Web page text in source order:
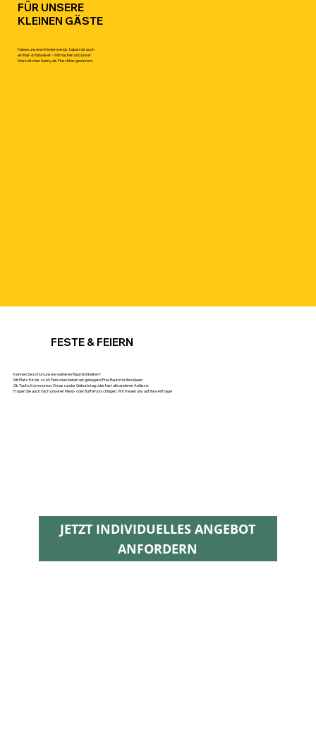
FÜR UNSERE
KLEINEN GÄSTE
Neben unseren Kindermenüs, haben wir auch
ein Mal- & Rätselset - mitmachen und unser
Maskottchen Sunny als Plüschtier gewinnen!
FESTE & FEIERN
Kennen Sie schon unsere weiteren Räumlichkeiten?
Mit Platz für bis zu 60 Personen bieten wir genügend Frei-Raum für Ihre Ideen.
Ob Taufe, Kommunion, Omas runder Geburtstag oder fast alle anderen Anlässe.
Fragen Sie auch nach unseren Menü- oder Buffetvorschlägen. Wir freuen uns auf Ihre Anfrage!
JETZT INDIVIDUELLES ANGEBOT
ANFORDERN